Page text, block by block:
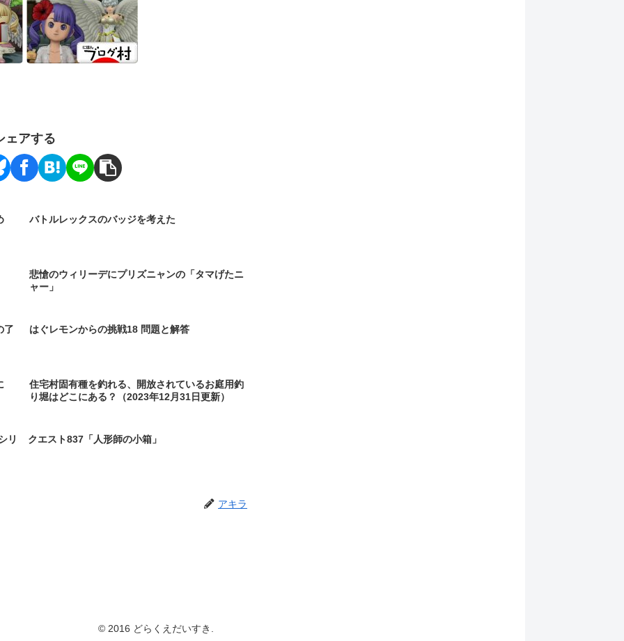
ェアする
バトルレックスのバッジを考えた
悲愴のウィリーデにプリズニャンの「タマげたニ
ャー」
了 はぐレモンからの挑戦18 問題と解答
住宅村固有種を釣れる、開放されているお庭用釣
り堀はどこにある？（2023年12月31日更新）
リ クエスト837「人形師の小箱」
アキラ
© 2016 どらくえだいすき.